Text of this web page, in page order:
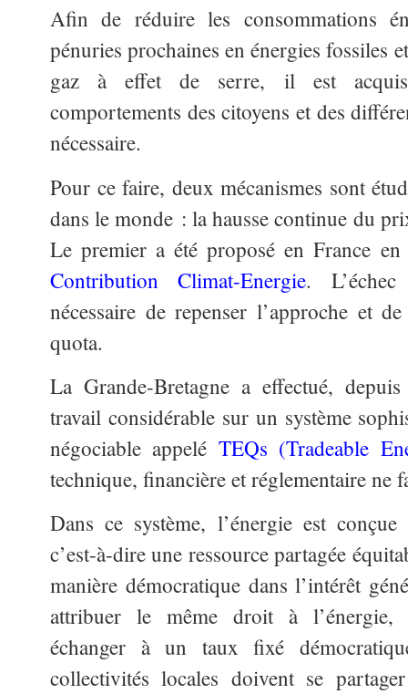
Afin de réduire les consommations
pénuries prochaines en énergies fossiles
gaz à effet de serre, il est acquis
comportements des citoyens et des
nécessaire.
Pour ce faire, deux mécanismes sont
dans le monde : la hausse continue du
Le premier a été proposé en France
Contribution Climat-Energie.
nécessaire de repenser l’approche et
quota.
La Grande-Bretagne a effectué,
travail considérable sur un système
négociable appelé TEQs (Tradeable
technique, financière et réglementaire ne
Dans ce système, l’énergie est
c’est-à-dire une ressource partagée
manière démocratique dans l’intérêt
attribuer le même droit à l’énergie,
échanger à un taux fixé
collectivités locales doivent se